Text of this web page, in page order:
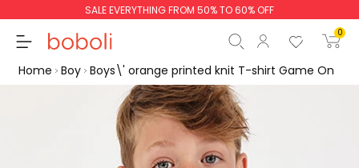
SALE EVERYTHING FROM 50% TO 60% OFF
0
Home Boy Boys\' orange printed knit T-shirt Game On